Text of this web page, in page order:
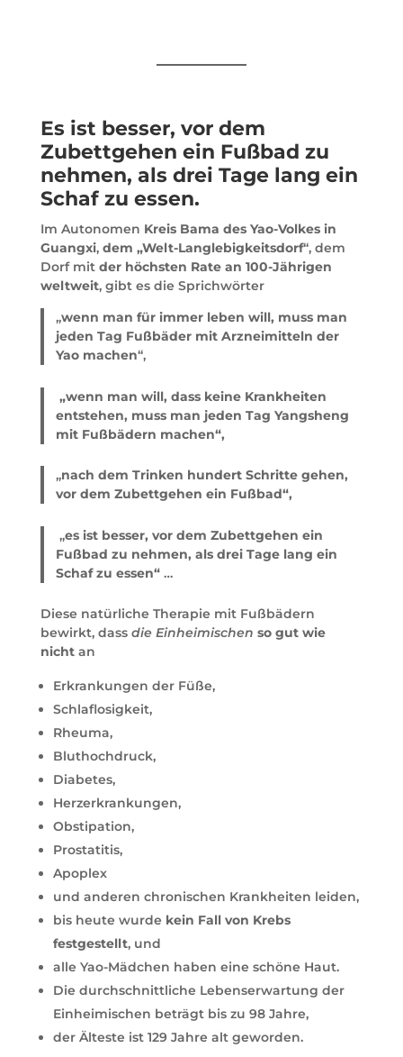
Es ist besser, vor dem
Zubettgehen ein Fußbad zu
nehmen, als drei Tage lang ein
Schaf zu essen.
Im Autonomen Kreis Bama des Yao-Volkes in
Guangxi, dem „Welt-Langlebigkeitsdorf“, dem
Dorf mit der höchsten Rate an 100-Jährigen
weltweit, gibt es die Sprichwörter
„wenn man für immer leben will, muss man
jeden Tag Fußbäder mit Arzneimitteln der
Yao machen“,
„wenn man will, dass keine Krankheiten
entstehen, muss man jeden Tag Yangsheng
mit Fußbädern machen“,
„nach dem Trinken hundert Schritte gehen,
vor dem Zubettgehen ein Fußbad“,
„es ist besser, vor dem Zubettgehen ein
Fußbad zu nehmen, als drei Tage lang ein
Schaf zu essen“ …
Diese natürliche Therapie mit Fußbädern
bewirkt, dass die Einheimischen so gut wie
nichtan
Erkrankungen der Füße,
Schlaflosigkeit,
Rheuma,
Bluthochdruck,
Diabetes,
Herzerkrankungen,
Obstipation,
Prostatitis,
Apoplex
und anderen chronischen Krankheiten leiden,
bis heute wurde kein Fall von Krebs
festgestellt, und
alle Yao-Mädchen haben eine schöne Haut.
Die durchschnittliche Lebenserwartung der
Einheimischen beträgt bis zu 98 Jahre,
der Älteste ist 129 Jahre alt geworden.